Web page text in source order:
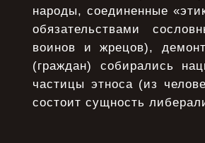
народы, соединенные
обязательствами
воинов и жрецов),
(граждан) собирались
частицы этноса (из
состоит сущность